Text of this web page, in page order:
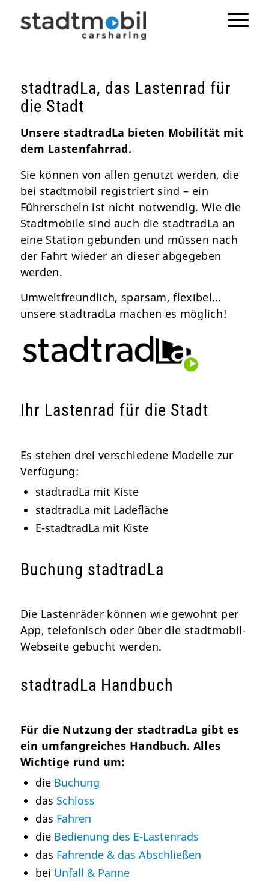
stadtradLa, das Lastenrad für
die Stadt
Unsere stadtradLa bieten Mobilität mit
dem Lastenfahrrad.
Sie können von allen genutzt werden, die
bei stadtmobil registriert sind – ein
Führerschein ist nicht notwendig. Wie die
Stadtmobile sind auch die stadtradLa an
eine Station gebunden und müssen nach
der Fahrt wieder an dieser abgegeben
werden.
Umweltfreundlich, sparsam, flexi­­bel…
unsere stadtradLa machen es möglich!
Ihr Lastenrad für die Stadt
Es stehen drei verschiedene Modelle zur
Verfü­gung:
stadtradLa mit Kiste
stadtradLa mit Ladefläche
E-stadtradLa mit Kiste
Buchung stadtradLa
Die Lastenräder können wie gewohnt per
App, telefonisch oder über die stadtmobil-
Webseite gebucht werden.
stadtradLa Handbuch
Für die Nutzung der stadtradLa gibt es
ein umfangreiches Handbuch. Alles
Wichtige rund um:
die Buchung
das Schloss
das Fahren
die Bedienung des E-Lastenrads
das Fahrende & das Abschließen
bei Unfall & Panne